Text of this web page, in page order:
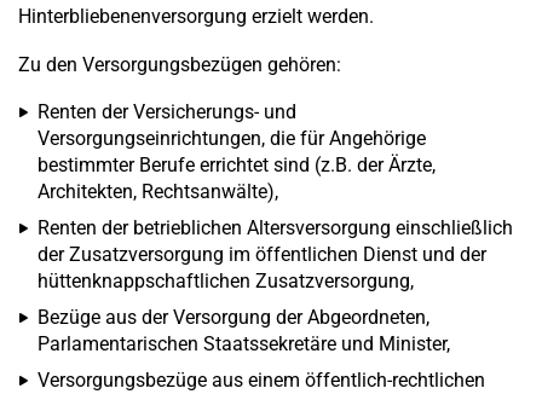
Hinterbliebenenversorgung erzielt werden.
Zu den Versorgungsbezügen gehören:
Renten der Versicherungs- und
Versorgungseinrichtungen, die für Angehörige
bestimmter Berufe errichtet sind (z.B. der Ärzte,
Architekten, Rechtsanwälte),
Renten der betrieblichen Altersversorgung einschließlich
der Zusatzversorgung im öffentlichen Dienst und der
hüttenknappschaftlichen Zusatzversorgung,
Bezüge aus der Versorgung der Abgeordneten,
Parlamentarischen Staatssekretäre und Minister,
Versorgungsbezüge aus einem öffentlich-rechtlichen